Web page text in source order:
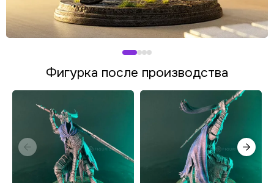
Фигурка после производства